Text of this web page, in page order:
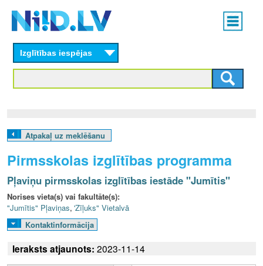
content
Main
menu
L
V
Izglītības iespējas
Atpakaļ uz meklēšanu
Pirmsskolas izglītības programma
Pļaviņu pirmsskolas izglītības iestāde "Jumītis"
Norises vieta(s) vai fakultāte(s):
"Jumītis" Pļaviņas, 'Zīļuks" Vietalvā
Kontaktinformācija
Ieraksts atjaunots: 2023-11-14